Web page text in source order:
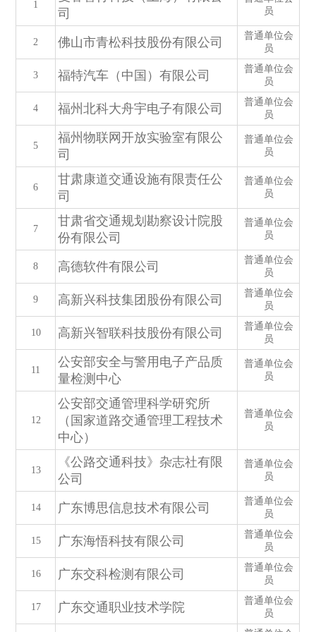
1
司
员
2 佛山市青松科技股份有限公司
普通单位会
员
3 福特汽车（中国）有限公司
普通单位会
员
4 福州北科大舟宇电子有限公司
普通单位会
员
5
福州物联网开放实验室有限公
司
普通单位会
员
6
甘肃康道交通设施有限责任公
司
普通单位会
员
7
甘肃省交通规划勘察设计院股
份有限公司
普通单位会
员
8 高德软件有限公司
普通单位会
员
9 高新兴科技集团股份有限公司
普通单位会
员
10 高新兴智联科技股份有限公司
普通单位会
员
11
公安部安全与警用电子产品质
量检测中心
普通单位会
员
12
公安部交通管理科学研究所
（国家道路交通管理工程技术
中心）
普通单位会
员
13
《公路交通科技》杂志社有限
公司
普通单位会
员
14 广东博思信息技术有限公司
普通单位会
员
15 广东海悟科技有限公司
普通单位会
员
16 广东交科检测有限公司
普通单位会
员
17 广东交通职业技术学院
普通单位会
员